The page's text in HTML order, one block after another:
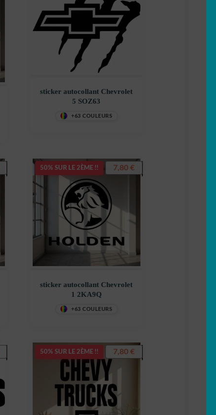
sticker autocollant Chevrolet
5 SOZ63
+63 COULEURS
50% SUR LE 2ÈME !!
sticker autocollant Chevrolet
1 2KA9Q
+63 COULEURS
7,80 €
50% SUR LE 2ÈME !! 7,80 €